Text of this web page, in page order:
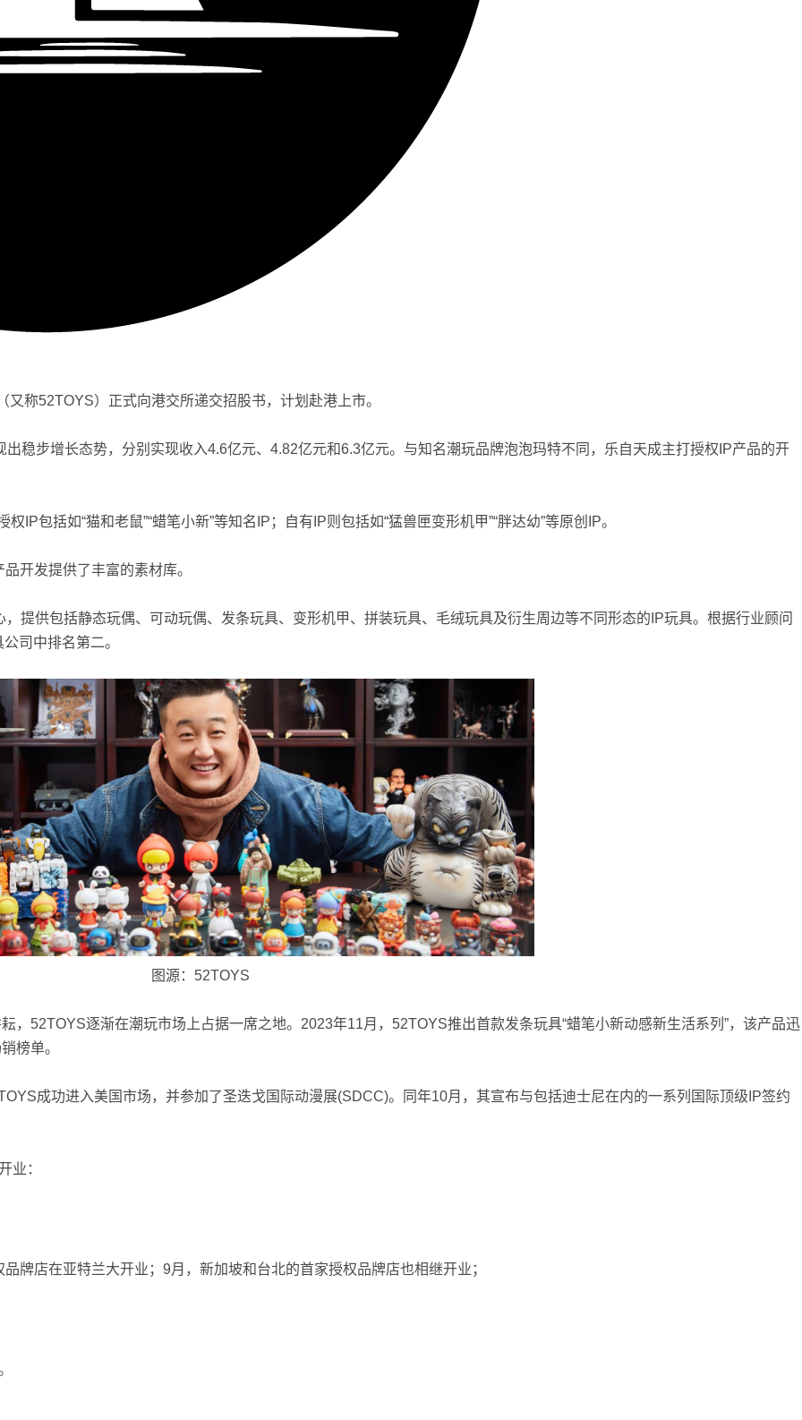
称52TOYS）正式向港交所递交招股书，计划赴港上市。
稳步增长态势，分别实现收入4.6亿元、4.82亿元和6.3亿元。与知名潮玩品牌泡泡玛特不同，乐自天成主打授权IP产品的开
包括如“猫和老鼠”“蜡笔小新”等知名IP；自有IP则包括如“猛兽匣变形机甲”“胖达幼”等原创IP。
开发提供了丰富的素材库。
提供包括静态玩偶、可动玩偶、发条玩具、变形机甲、拼装玩具、毛绒玩具及衍生周边等不同形态的IP玩具。根据行业顾问
司中排名第二。
图源：52TOYS
，52TOYS逐渐在潮玩市场上占据一席之地。2023年11月，52TOYS推出首款发条玩具“蜡笔小新动感新生活系列”，该产品迅
榜单。
成功进入美国市场，并参加了圣迭戈国际动漫展(SDCC)。同年10月，其宣布与包括迪士尼在内的一系列国际顶级IP签约
业：
牌店在亚特兰大开业；9月，新加坡和台北的首家授权品牌店也相继开业；